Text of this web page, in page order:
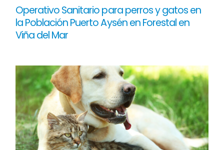
Operativo Sanitario para perros y gatos en
la Población Puerto Aysén en Forestal en
Viña del Mar